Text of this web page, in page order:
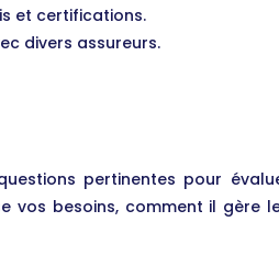
et certifications.
divers assureurs.
pertinentes pour
vos besoins, comment il gère